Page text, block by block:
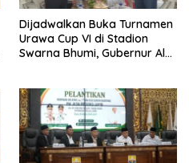
Dijadwalkan Buka Turnamen
Urawa Cup VI di Stadion
Swarna Bhumi, Gubernur Al